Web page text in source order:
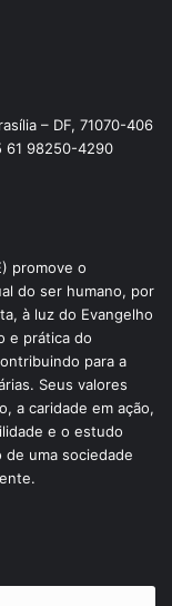
– DF, 71070-406
61 98250-4290
promove o
do ser humano, por
à luz do Evangelho
e prática do
para a
Seus valores
a caridade em ação,
e o estudo
uma sociedade